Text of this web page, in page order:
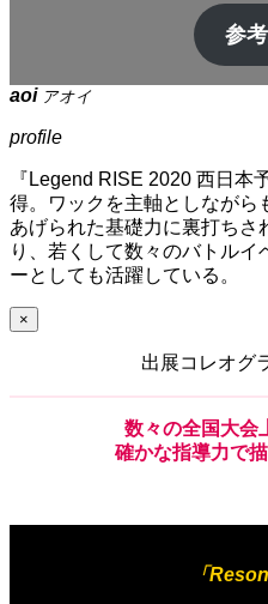
参
aoi アオイ
profile
『Legend RISE 2020 西日本
得。ワックを主軸としながら
あげられた基礎力に裏打ちさ
り、若くして数々のバトル
ーとしても活躍している。
×
出展コレオグ
数々の全国大会
確かな指導力で描
「